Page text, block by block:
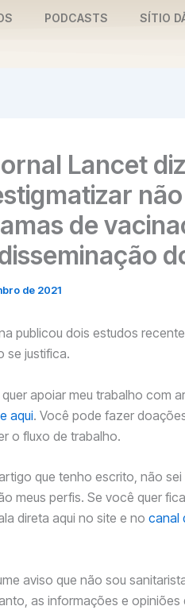
PODCASTS SÍTIO
Lancet
de
de 2021
publicou dois estudos
se justifica.
apoiar meu trabalho com
aqui. Você pode fazer
o fluxo de trabalho.
que tenho escrito, não
meus perfis. Se você quer
direta aqui no site e no canal
aviso que não sou
as informações e opiniões